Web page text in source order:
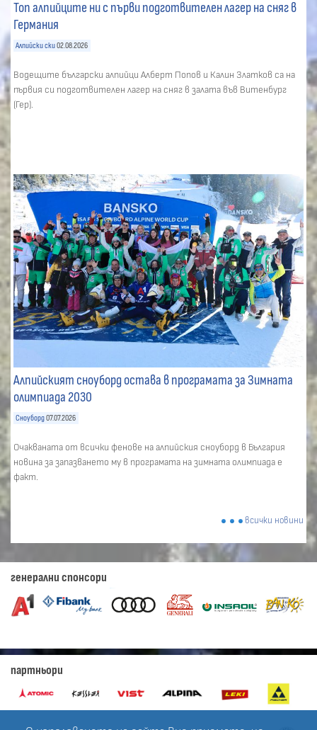
Топ алпийците ни с първи подготвителен лагер на сняг в
Германия
Алпийски ски 02.08.2026
Водещите български алпийци Алберт Попов и Калин Златков са на
първия си подготвителен лагер на сняг в залата във Витенбург
(Гер).
Алпийският сноуборд остава в програмата за Зимната
олимпиада 2030
Сноуборд 07.07.2026
Очакваната от всички фенове на алпийския сноуборд в България
новина за запазването му в програмата на зимната олимпиада е
факт.
всички новини
генерални спонсори
партньори